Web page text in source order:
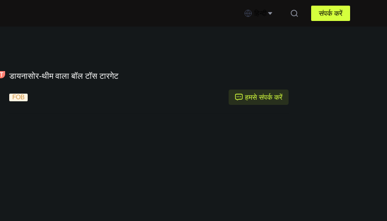
संपर्क करें
डायनासोर-थीम वाला बॉल टॉस टारगेट
FOB हमसे संपर्क करें